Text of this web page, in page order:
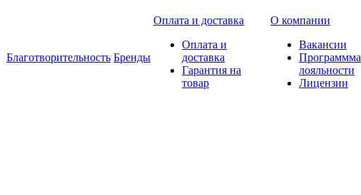
Благотворительность Бренды
Оплата и доставка
Оплата и
доставка
Гарантия на
товар
О компании
Вакансии
Программма
лояльности
Лицензии